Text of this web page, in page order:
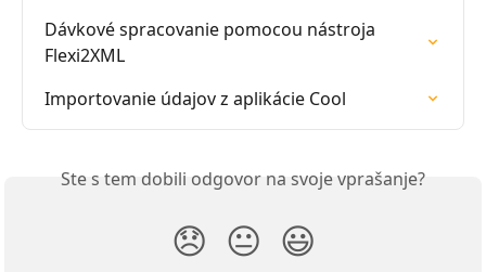
Dávkové spracovanie pomocou nástroja
Flexi2XML
Importovanie údajov z aplikácie Cool
Ste s tem dobili odgovor na svoje vprašanje?
😞 😐 😃